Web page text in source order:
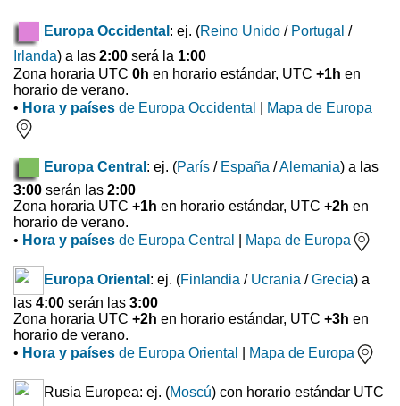
Europa Occidental : ej. (Reino Unido / Portugal /
Irlanda) a las 2:00 será la 1:00
Zona horaria UTC 0h en horario estándar, UTC +1h en
horario de verano.
• Hora y países de Europa Occidental Mapa de Europa
Europa Central : ej. (París / España /Alemania) a las
3:00 serán las 2:00
Zona horaria UTC +1h en horario estándar, UTC +2h en
horario de verano.
• Hora y países de Europa Central Mapa de Europa
Europa Oriental : ej. (Finlandia / Ucrania /Grecia) a
las 4:00 serán las 3:00
Zona horaria UTC +2h en horario estándar, UTC +3h en
horario de verano.
• Hora y países de Europa Oriental Mapa de Europa
Rusia Europea: ej. (Moscú) con horario estándar UTC